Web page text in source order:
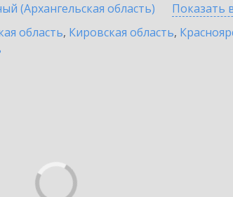
(Архангельская область) Показать
область, Кировская область,